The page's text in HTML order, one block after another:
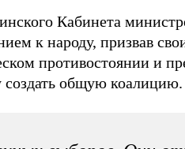
Кабинета
к народу, призвав
противостоянии и
общую коалицию.